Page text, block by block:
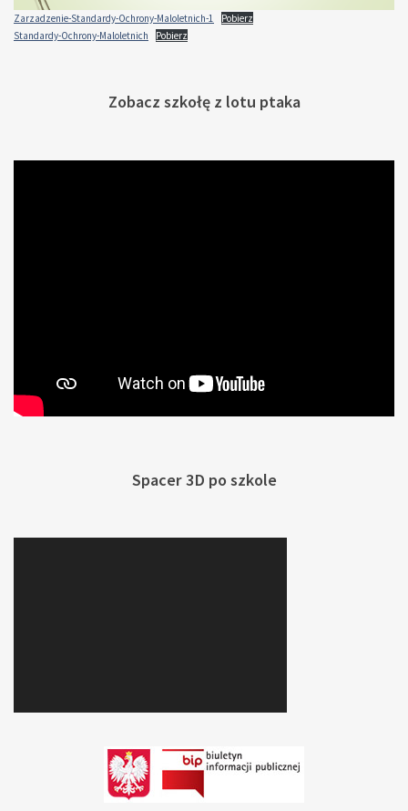
Zarzadzenie-Standardy-Ochrony-Maloletnich-1
Pobierz
Standardy-Ochrony-Maloletnich
Pobierz
Zobacz szkołę z lotu ptaka
Spacer 3D po szkole